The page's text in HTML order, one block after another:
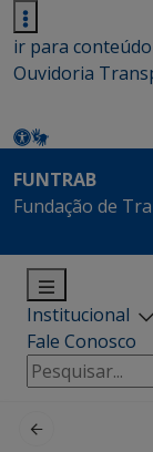
ir para conteúdo
Ouvidoria
FUNTRAB
Fundação de
Institucional
Fale Conosco
Pesquisar
por: